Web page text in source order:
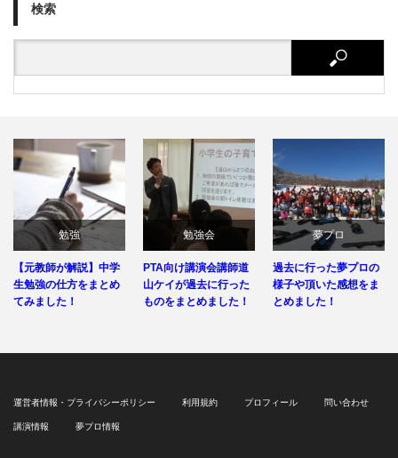
検索
勉強
【元教師が解説】中学
生勉強の仕方をまとめ
てみました！
勉強会
PTA向け講演会講師道
山ケイが過去に行った
ものをまとめました！
夢プロ
過去に行った夢プロの
様子や頂いた感想をま
とめました！
運営者情報・プライバシーポリシー 利用規約 プロフィール 問い合わせ
講演情報 夢プロ情報